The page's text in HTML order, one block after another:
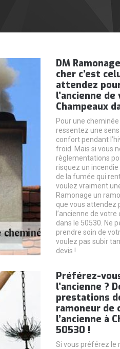
DM
cher c’est
attendez
l’ancienne
Champeaux
Pour une
ressentez une
confort pendant
froid. Mais si vous
règlementations
risquez un
de la fumée qui
voulez vraiment
Ramonage un
que vous attendez
l’ancienne de
dans le 50530. Ne
prendre soin de
voulez pas subir
devis !
Préférez-
l’ancienne ?
prestations
ramoneur de
l’ancienne à
50530 !
Si vous préférez le